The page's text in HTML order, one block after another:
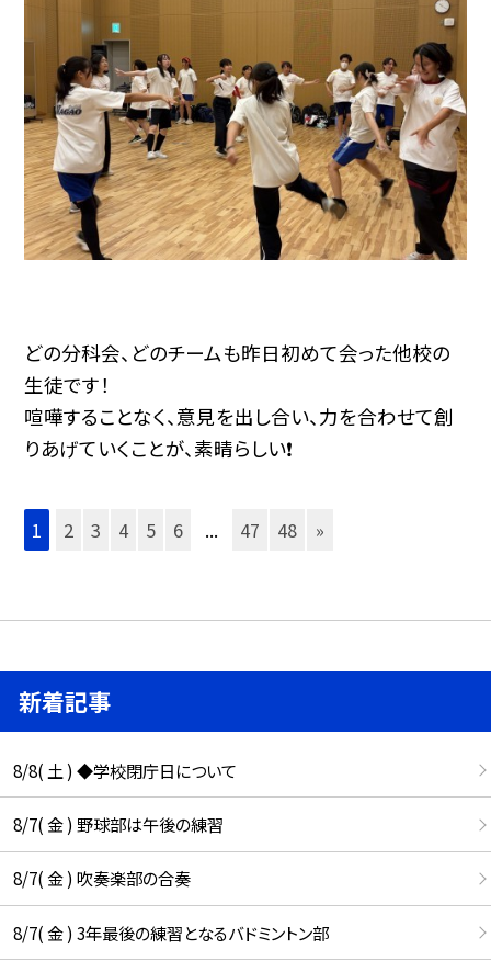
どの分科会、どのチームも昨日初めて会った他校の
生徒です！
喧嘩することなく、意見を出し合い、力を合わせて創
りあげていくことが、素晴らしい❗️
1 2 3 4 5 6 ... 47 48 »
新着記事
8/8( 土 ) ◆学校閉庁日について
8/7( 金 ) 野球部は午後の練習
8/7( 金 ) 吹奏楽部の合奏
8/7( 金 ) 3年最後の練習となるバドミントン部